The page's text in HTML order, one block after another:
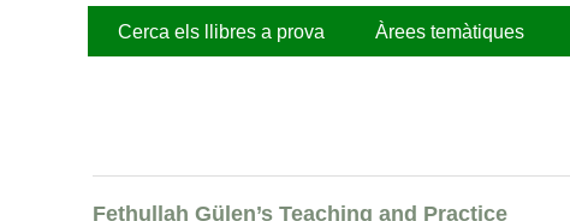
Cerca els llibres a prova Àrees temàtiques
Fethullah Gülen’s Teaching and Practice